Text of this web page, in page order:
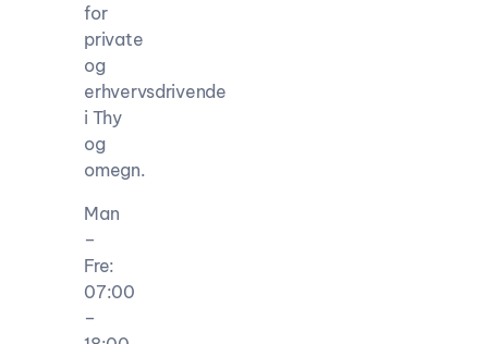
for
private
og
erhvervsdrivende
i Thy
og
omegn.
Man
–
Fre:
07:00
–